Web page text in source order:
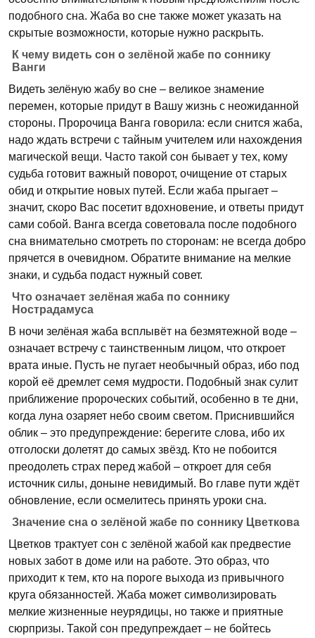
подобного сна. Жаба во сне также может указать на
скрытые возможности, которые нужно раскрыть.
К чему видеть сон о зелёной жабе по соннику
Ванги
Видеть зелёную жабу во сне – великое знамение
перемен, которые придут в Вашу жизнь с неожиданной
стороны. Пророчица Ванга говорила: если снится жаба,
надо ждать встречи с тайным учителем или нахождения
магической вещи. Часто такой сон бывает у тех, кому
судьба готовит важный поворот, очищение от старых
обид и открытие новых путей. Если жаба прыгает –
значит, скоро Вас посетит вдохновение, и ответы придут
сами собой. Ванга всегда советовала после подобного
сна внимательно смотреть по сторонам: не всегда добро
прячется в очевидном. Обратите внимание на мелкие
знаки, и судьба подаст нужный совет.
Что означает зелёная жаба по соннику
Нострадамуса
В ночи зелёная жаба всплывёт на безмятежной воде –
означает встречу с таинственным лицом, что откроет
врата иные. Пусть не пугает необычный образ, ибо под
корой её дремлет семя мудрости. Подобный знак сулит
приближение пророческих событий, особенно в те дни,
когда луна озаряет небо своим светом. Приснившийся
облик – это предупреждение: берегите слова, ибо их
отголоски долетят до самых звёзд. Кто не побоится
преодолеть страх перед жабой – откроет для себя
источник силы, доныне невидимый. Во главе пути ждёт
обновление, если осмелитесь принять уроки сна.
Значение сна о зелёной жабе по соннику Цветкова
Цветков трактует сон с зелёной жабой как предвестие
новых забот в доме или на работе. Это образ, что
приходит к тем, кто на пороге выхода из привычного
круга обязанностей. Жаба может символизировать
мелкие жизненные неурядицы, но также и приятные
сюрпризы. Такой сон предупреждает – не бойтесь